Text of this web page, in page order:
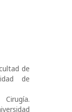
de
de